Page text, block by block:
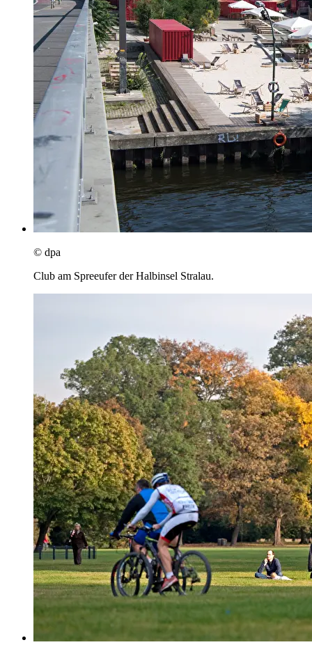
© dpa
Club am Spreeufer der Halbinsel Stralau.